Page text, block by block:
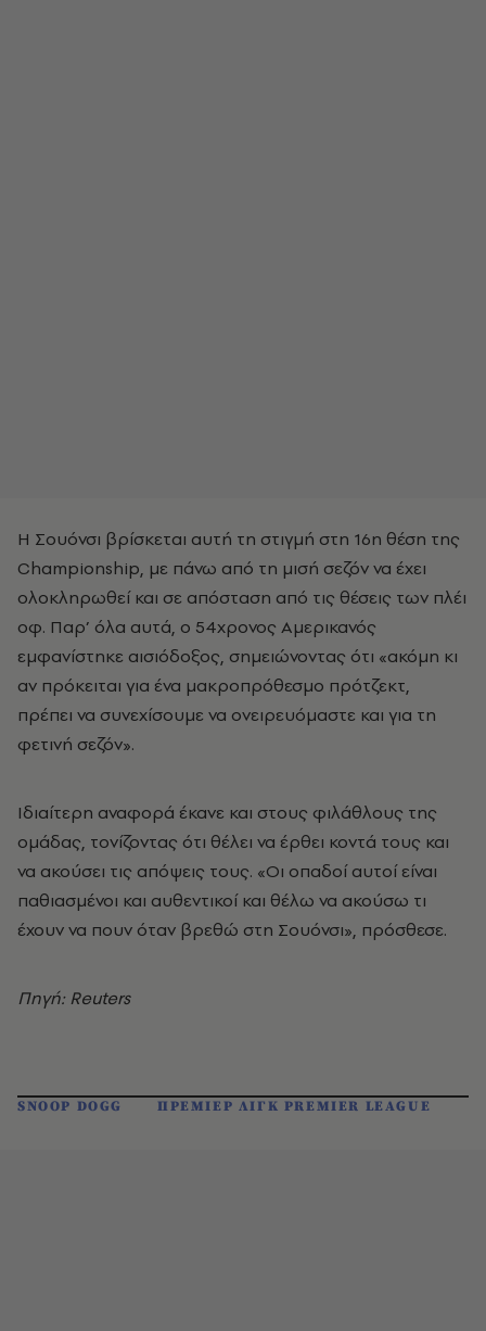
Η Σουόνσι βρίσκεται αυτή τη στιγμή στη 16η θέση της
Championship, με πάνω από τη μισή σεζόν να έχει
ολοκληρωθεί και σε απόσταση από τις θέσεις των πλέι
οφ. Παρ’ όλα αυτά, ο 54χρονος Αμερικανός
εμφανίστηκε αισιόδοξος, σημειώνοντας ότι «ακόμη κι
αν πρόκειται για ένα μακροπρόθεσμο πρότζεκτ,
πρέπει να συνεχίσουμε να ονειρευόμαστε και για τη
φετινή σεζόν».
Ιδιαίτερη αναφορά έκανε και στους φιλάθλους της
ομάδας, τονίζοντας ότι θέλει να έρθει κοντά τους και
να ακούσει τις απόψεις τους. «Οι οπαδοί αυτοί είναι
παθιασμένοι και αυθεντικοί και θέλω να ακούσω τι
έχουν να πουν όταν βρεθώ στη Σουόνσι», πρόσθεσε.
Πηγή: Reuters
SNOOP DOGG ΠΡΕΜΙΕΡ ΛΙΓΚ PREMIER LEAGUE